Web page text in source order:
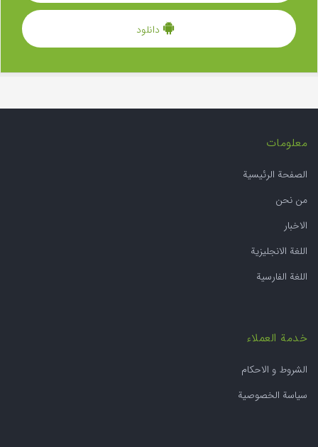
دانلود
معلومات
الصفحة الرئيسية
من نحن
الاخبار
اللغة الانجليزية
اللغة الفارسية
خدمة العملاء
الشروط و الاحکام
سياسة الخصوصية